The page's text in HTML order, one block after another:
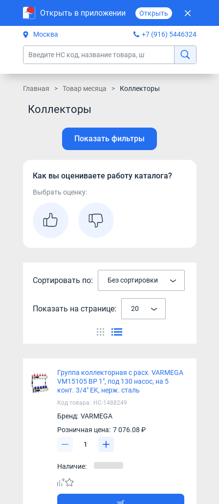
Открыть в приложении Открыть
Москва +7 (916) 5446324
Главная Товар месяца Коллекторы
Коллекторы
Показать фильтры
Как вы оцениваете работу каталога?
Выбрать оценку:
Сортировать по: Без сортировки
Показать на странице: 20
Группа коллекторная с расх. VARMEGA
VM15105 ВР 1", под 130 насос, на 5
конт. 3/4" EK, нерж. сталь
Код товара: НС-1488249
Бренд: VARMEGA
Розничная цена: 7 076.08 ₽
Наличие: